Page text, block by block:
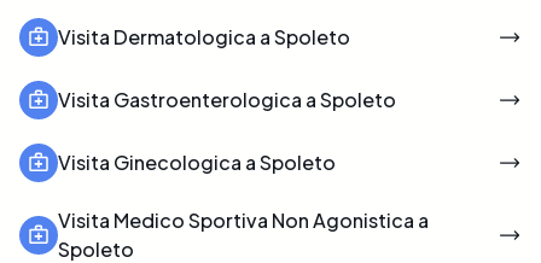
Visita Dermatologica a Spoleto
Visita Gastroenterologica a Spoleto
Visita Ginecologica a Spoleto
Visita Medico Sportiva Non Agonistica a
Spoleto